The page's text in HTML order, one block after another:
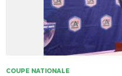
COUPE NATIONALE